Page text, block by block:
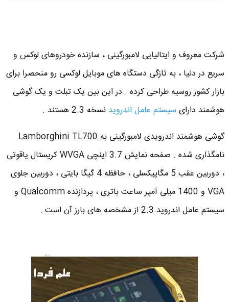
شرکت معروف و ایتالیایی لامبورگینی ، سازنده خودروهای لوکس و
سریع در دنیا ، به تازگی دستگاه های موبایل لوکسی رو منحصرا برای
بازار کشور روسیه طراحی کرده . در این بین یک تبلت و یک گوشی
هوشمند دارای سیستم عامل اندروید نسخه 2.3 هستند .
گوشی هوشمند اندرویدی لامبورگینی به Lamborghini TL700
نامگذاری شده . صفحه نمایش 3.7 اینچی WVGA کریستال یاقوتی
، دوربین عقب 5 مگاپیکسلی ، حافظه 4 گیگا بایتی ، دوربین جلوی
VGA و 1400 میلی آمپر ساعت باتری ،‌ پردازنده Qualcomm و
سیستم عامل اندروید 2.3 از مشخصه های بارز آن است .